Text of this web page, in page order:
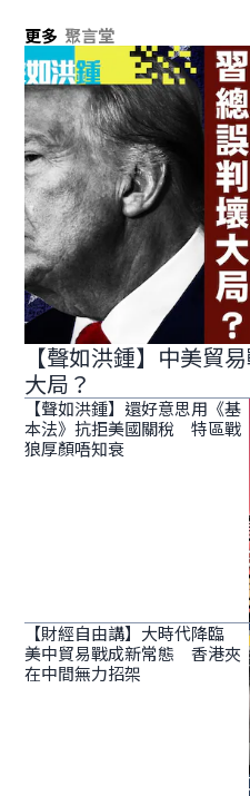
更多 聚言堂
【聲如洪鍾】中美貿
大局？
【聲如洪鍾】還好意思用《基
本法》抗拒美國關稅 特區戰
狼厚顏唔知衰
【財經自由講】大時代降臨
美中貿易戰成新常態 香港夾
在中間無力招架